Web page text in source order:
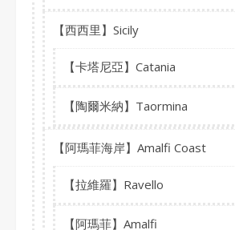
【西西里】Sicily
【卡塔尼亞】Catania
【陶爾米納】Taormina
【阿瑪菲海岸】Amalfi Coast
【拉維羅】Ravello
【阿瑪菲】Amalfi